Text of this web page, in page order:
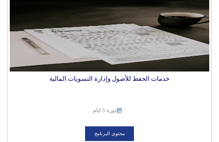
خدمات الحفظ للأصول وإدارة التسويات المالية
دورة 5 ايام
محتوى البرنامج